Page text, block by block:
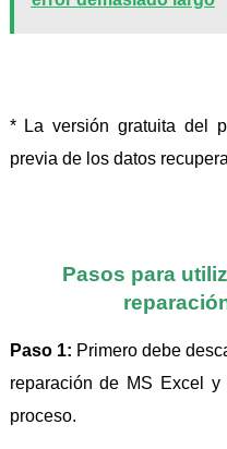
* La versión gratuita del
previa de los datos
Pasos para
Paso 1: Primero debe
reparación de MS Excel y
proceso.